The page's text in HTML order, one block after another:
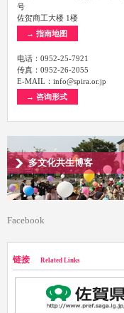
号
佐贺商工大楼 1楼
→ 指南地图
电话：0952-25-7921
传真：0952-26-2055
E-MAIL：info@spira.or.jp
→ 咨询形式
多文化共生博客
Facebook
链接 Related Links